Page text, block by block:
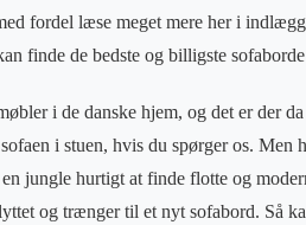
fordel læse meget mere her i
finde de bedste og billigste
i de danske hjem, og det er der
i stuen, hvis du spørger os. Men
jungle hurtigt at finde flotte og
og trænger til et nyt sofabord. Så